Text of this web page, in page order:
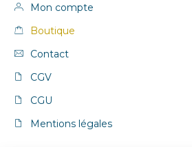
Mon compte
Boutique
Contact
CGV
CGU
Mentions légales